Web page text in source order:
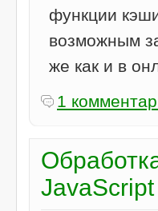
функции
возможным
же как и в
1
JavaScript